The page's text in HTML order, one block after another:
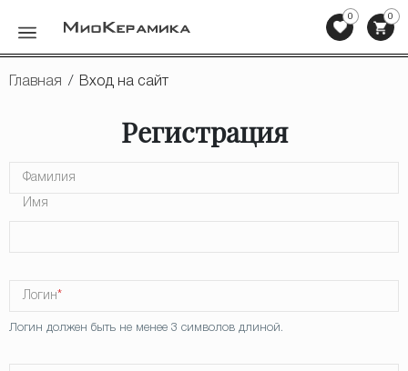
Мозаика
0 0
Главная / Вход на сайт
Регистрация
Фамилия
Имя
Логин*
Логин должен быть не менее 3 символов длиной.